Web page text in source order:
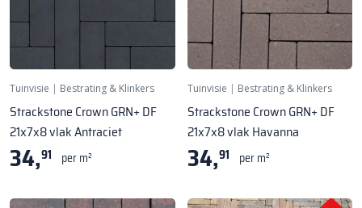
Tuinvisie | Bestrating & Klinkers
Strackstone Crown GRN+ DF
21x7x8 vlak Antraciet
34,91 per m²
Tuinvisie | Bestrating & Klinkers
Strackstone Crown GRN+ DF
21x7x8 vlak Havanna
34,91 per m²